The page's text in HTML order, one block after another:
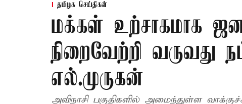
தமிழக செய்திகள்
மக்கள் உற்சாகமாக
நிறைவேற்றி வருவது
எல்.முருகன்
அவிநாசி பகுதிகளில் அமைந்துள்ள